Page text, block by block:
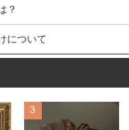
？
について
3